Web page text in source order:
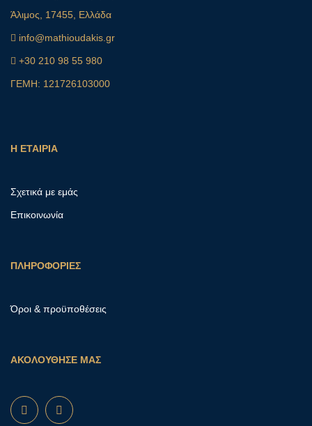
Άλιμος, 17455, Ελλάδα
info@mathioudakis.gr
+30 210 98 55 980
ΓΕΜΗ: 121726103000
Η ΕΤΑΙΡΙΑ
Σχετικά με εμάς
Επικοινωνία
ΠΛΗΡΟΦΟΡΙΕΣ
Όροι & προϋποθέσεις
ΑΚΟΛΟΥΘΗΣΕ ΜΑΣ